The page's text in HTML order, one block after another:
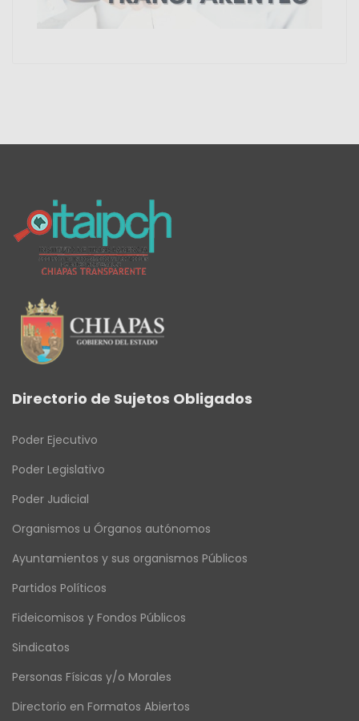
Directorio de Sujetos Obligados
Poder Ejecutivo
Poder Legislativo
Poder Judicial
Organismos u Órganos autónomos
Ayuntamientos y sus organismos Públicos
Partidos Políticos
Fideicomisos y Fondos Públicos
Sindicatos
Personas Físicas y/o Morales
Directorio en Formatos Abiertos